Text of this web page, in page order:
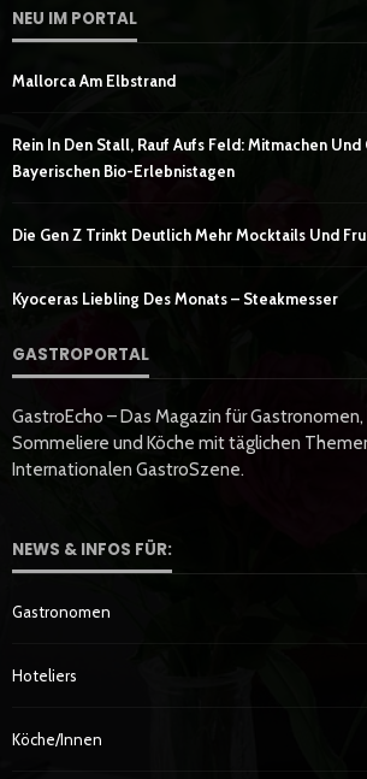
NEU IM PORTAL
Mallorca Am Elbstrand
Rein In Den Stall, Rauf Aufs Feld: Mitmachen
Bayerischen Bio-Erlebnistagen
Die Gen Z Trinkt Deutlich Mehr Mocktails Und
Kyoceras Liebling Des Monats – Steakmesser
GASTROPORTAL
GastroEcho – Das Magazin für
Sommeliere und Köche mit täglichen
Internationalen GastroSzene.
NEWS & INFOS FÜR:
Gastronomen
Hoteliers
Köche/innen